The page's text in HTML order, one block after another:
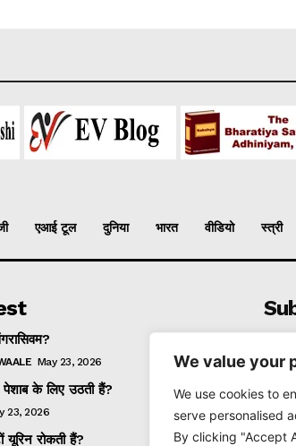
We value your
We use cookies to
serve personalised
By clicking "Accept
एआई टूल दुनिया भारत वीडियो स्त्री
May 23, 2026
के लिए उठती हैं?
23, 2026
यूरिन रोकती हैं?